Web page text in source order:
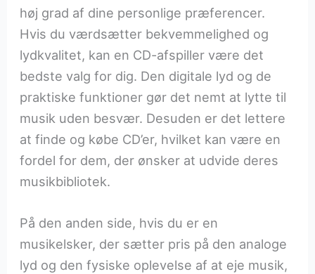
høj grad af dine personlige præferencer.
Hvis du værdsætter bekvemmelighed og
lydkvalitet, kan en CD-afspiller være det
bedste valg for dig. Den digitale lyd og de
praktiske funktioner gør det nemt at lytte til
musik uden besvær. Desuden er det lettere
at finde og købe CD’er, hvilket kan være en
fordel for dem, der ønsker at udvide deres
musikbibliotek.
På den anden side, hvis du er en
musikelsker, der sætter pris på den analoge
lyd og den fysiske oplevelse af at eje musik,